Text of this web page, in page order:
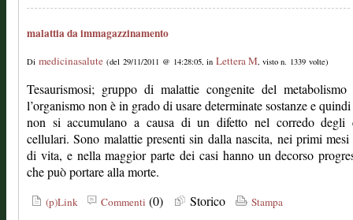
malattia da immagazzinamento
Di medicinasalute (del 29/11/2011 @ 14:28:05, in Lettera M, visto n. 1339 volte)
Tesaurismosi; gruppo di malattie congenite del
l’organismo non è in grado di usare determinate sostanze e quindi
non si accumulano a causa di un difetto nel corredo degli
cellulari. Sono malattie presenti sin dalla nascita, nei primi
di vita, e nella maggior parte dei casi hanno un decorso
che può portare alla morte.
(p)Link Commenti (0) Storico Stampa